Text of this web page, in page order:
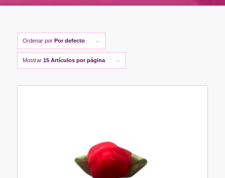
Ordenar por Por defecto
Mostrar 15 Artículos por página